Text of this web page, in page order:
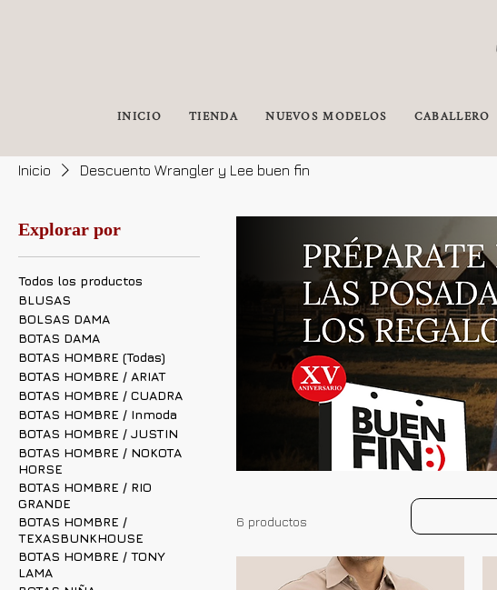
INICIO TIENDA NUEVOS MODELOS CABALLERO
Inicio Descuento Wrangler y Lee buen fin
Explorar por
Todos los productos
BLUSAS
BOLSAS DAMA
BOTAS DAMA
BOTAS HOMBRE (Todas)
BOTAS HOMBRE / ARIAT
BOTAS HOMBRE / CUADRA
BOTAS HOMBRE / Inmoda
BOTAS HOMBRE / JUSTIN
BOTAS HOMBRE / NOKOTA
HORSE
BOTAS HOMBRE / RIO
GRANDE
BOTAS HOMBRE /
TEXASBUNKHOUSE
BOTAS HOMBRE / TONY
LAMA
6 productos